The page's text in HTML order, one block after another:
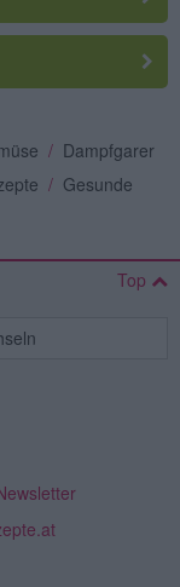
/ Dampfgarer
/ Gesunde
Top